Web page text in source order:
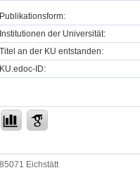
Publikationsform:
Institutionen der Universität:
Titel an der KU entstanden:
KU.edoc-ID:
Eichstätt